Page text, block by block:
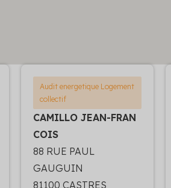
Audit energetique Logement
collectif
CAMILLO JEAN-FRAN
COIS
88 RUE PAUL
GAUGUIN
81100 CASTRES